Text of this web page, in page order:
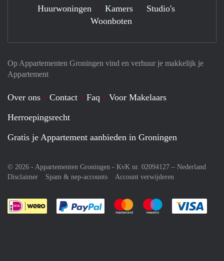
Op Appartementen Groningen vind en verhuur je makkelijk je
Appartement
Over ons Contact Faq
Voor Makelaars
Herroepingsrecht
Gratis je Appartement aanbieden in Groningen
© 2026 - Appartementen Groningen - KvK nr. 02094127 – Nederland
Disclaimer
Spam & nep-accounts Account verwijderen
Je rekent gemakkelijk af met Paypal
Je rekent gemakkelijk af met
Je rekent
Huurwoningen Kamers
Studio's
Woonboten